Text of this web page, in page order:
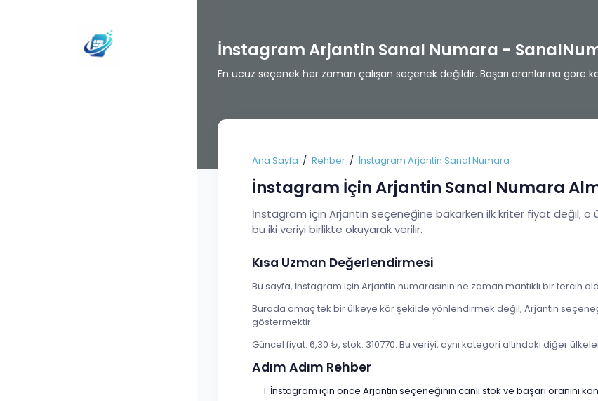
İnstagram Arjantin Sanal Numara -
En ucuz seçenek her zaman çalışan seçenek değildir. Başarı oranlarına göre
Ana Sayfa Rehber İnstagram Arjantin Sanal Numara
İnstagram İçin Arjantin Sanal Numara
İnstagram için Arjantin seçeneğine bakarken ilk kriter fiyat değil; o
bu iki veriyi birlikte okuyarak verilir.
Kısa Uzman Değerlendirmesi
Bu sayfa, İnstagram için Arjantin numarasının ne zaman mantıklı bir tercih
Burada amaç tek bir ülkeye kör şekilde yönlendirmek değil; Arjantin
göstermektir.
Güncel fiyat: 6,30 ₺, stok: 310770. Bu veriyi, aynı kategori altındaki diğer
Adım Adım Rehber
İnstagram için önce Arjantin seçeneğinin canlı stok ve başarı oranını